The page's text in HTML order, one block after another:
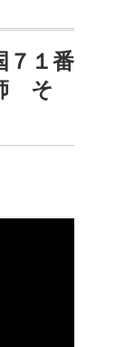
１番
そ